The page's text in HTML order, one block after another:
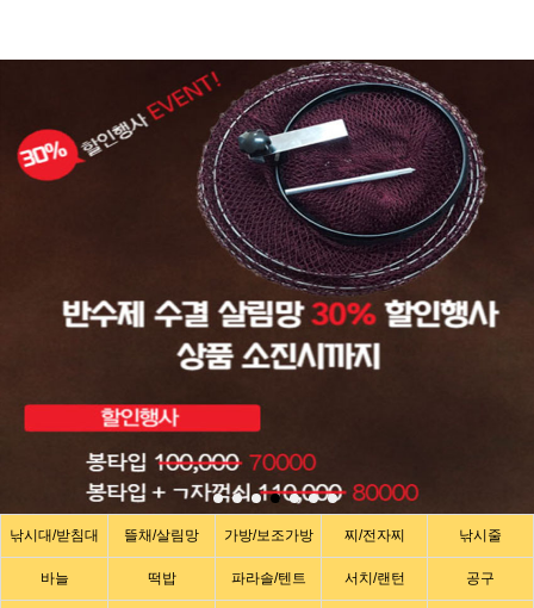
낚시대/받침대 뜰채/살림망 가방/보조가방 찌/전자찌 낚시줄
바늘 떡밥 파라솔/텐트 서치/랜턴 공구